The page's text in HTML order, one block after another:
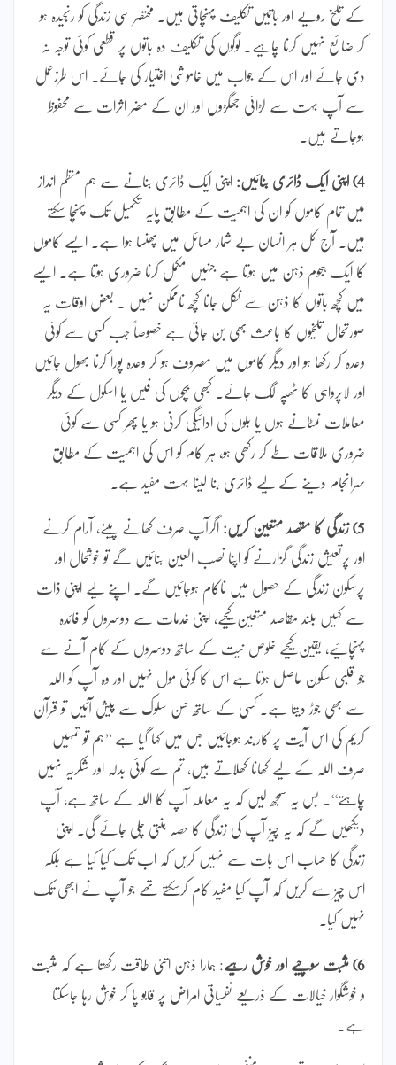
کے تلخ رویے اور باتیں تکلیف پہنچاتی ہیں۔ مختصر سی زندگی کو رنجیدہ ہو
کر ضائع نہیں کرنا چاہیے۔ لوگوں کی تکلیف دہ باتوں پر قطعی کوئی توجہ نہ
دی جائے اور اس کے جواب میں خاموشی اختیار کی جائے۔ اس طرزعمل
سے آپ بہت سے لڑائی جھگڑوں اور ان کے مضر اثرات سے محفوظ
ہوجاتے ہیں۔
4) اپنی ایک ڈائری بنائیں: اپنی ایک ڈائری بنانے سے ہم منظم انداز
میں تمام کاموں کو ان کی اہمیت کے مطابق پایہ تکمیل تک پہنچا سکتے
ہیں۔ آج کل ہر انسان بے شمار مسائل میں پھنسا ہوا ہے۔ ایسے کاموں
کا ایک ہجوم ذہن میں ہوتا ہے جنہیں مکمل کرنا ضروری ہوتا ہے۔ ایسے
میں کچھ باتوں کا ذہن سے نکل جانا کچھ ناممکن نہیں ۔ بعض اوقات یہ
صورتحال تلخیوں کا باعث بھی بن جاتی ہے خصوصاً جب کسی سے کوئی
وعدہ کر رکھا ہو اور دیگر کاموں میں مصروف ہو کر وعدہ پورا کرنا بھول جائیں
اور لاپرواہی کا ٹھپہ لگ جائے۔ کبھی بچوں کی فیس یا اسکول کے دیگر
معاملات نمٹانے ہوں یا بلوں کی ادائیگی کرنی ہو یا پھر کسی سے کوئی
ضروری ملاقات طے کر رکھی ہو، ہر کام کو اس کی اہمیت کے مطابق
سرانجام دینے کے لیے ڈائری بنا لینا بہت مفید ہے۔
5) زندگی کا مقصد متعین کریں: اگرآپ صرف کھانے پینے، آرام کرنے
اور پرتعیش زندگی گزارنے کو اپنا نصب العین بنائیں گے تو خوشحال اور
پرسکون زندگی کے حصول میں ناکام ہوجائیں گے۔ اپنے لیے اپنی ذات
سے کہیں بلند مقاصد متعین کیجیے، اپنی خدمات سے دوسروں کو فائدہ
پہنچائیے، یقین کیجیے خلوص نیت کے ساتھ دوسروں کے کام آنے سے
جو قلبی سکون حاصل ہوتا ہے اس کا کوئی مول نہیں اور وہ آپ کو اللہ
سے بھی جوڑ دیتا ہے۔ کسی کے ساتھ حسن سلوک سے پیش آئیں تو قرآن
کریم کی اس آیت پر کاربند ہوجائیں جس میں کہا گیا ہے ’’ہم تو تمہیں
صرف اللہ کے لیے کھانا کھلاتے ہیں، تم سے کوئی بدلہ اور شکریہ نہیں
چاہتے‘‘۔ بس یہ سمجھ لیں کہ یہ معاملہ آپ کا اللہ کے ساتھ ہے، آپ
دیکھیں گے کہ یہ چیز آپ کی زندگی کا حصہ بنتی چلی جائے گی۔ اپنی
زندگی کا حساب اس بات سے نہیں کریں کہ اب تک کیا کیا ہے بلکہ
اس چیز سے کریں کہ آپ کیا مفید کام کرسکتے تھے جو آپ نے ابھی تک
نہیں کیا۔
6) مثبت سوچیے اور خوش رہیے : ہمارا ذہن اتنی طاقت رکھتا ہے کہ مثبت
و خوشگوار خیالات کے ذریعے نفسیاتی امراض پر قابو پا کر خوش رہا جاسکتا
ہے۔